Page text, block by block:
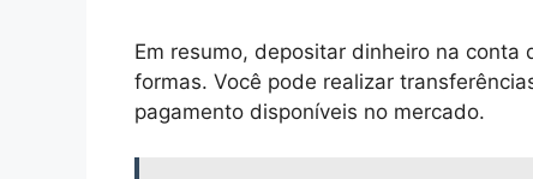
Em resumo, depositar dinheiro na
formas. Você pode realizar
pagamento disponíveis no mercado.